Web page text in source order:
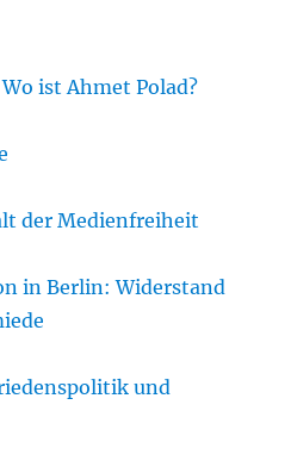
ist Ahmet Polad?
der Medienfreiheit
in Berlin: Widerstand
und